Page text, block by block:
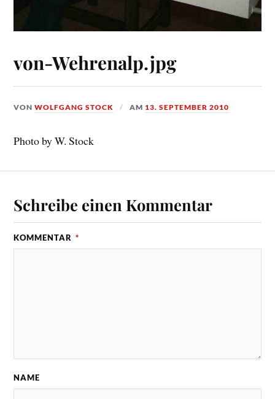
von-Wehrenalp.jpg
VONWOLFGANG STOCK AM 13. SEPTEMBER 2010
Photo by W. Stock
Schreibe einen Kommentar
KOMMENTAR *
NAME